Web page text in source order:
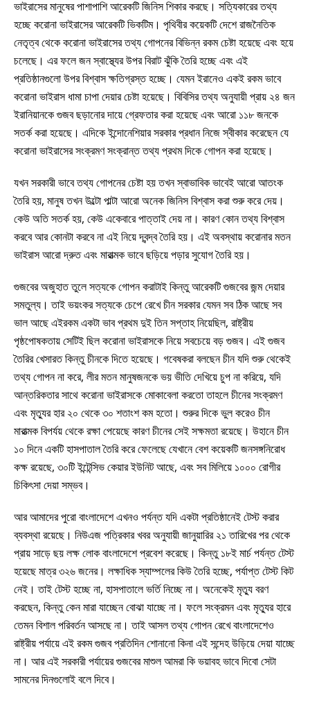
ভাইরাসের মানুষের পাশাপাশি আরেকটি জিনিস শিকার করছে। সত্যিকারের তথ্য
হচ্ছে করোনা ভাইরাসের আরেকটি ভিকটিম। পৃথিবীর কয়েকটি দেশে রাজনৈতিক
নেতৃত্ব থেকে করোনা ভাইরাসের তথ্য গোপনের বিভিন্ন রকম চেষ্টা হয়েছে এবং হয়ে
চলেছে। এর ফলে জন স্বাস্থ্যের উপর বিরাট ঝুঁকি তৈরি হচ্ছে এবং এই
প্রতিষ্ঠানগুলো উপর বিশ্বাস ক্ষতিগ্রস্ত হচ্ছে। যেমন ইরানেও একই রকম ভাবে
করোনা ভাইরাস ধামা চাপা দেয়ার চেষ্টা হয়েছে। বিবিসির তথ্য অনুযায়ী প্রায় ২৪ জন
ইরানিয়ানকে গুজব ছড়ানোর দায়ে গ্রেফতার করা হয়েছে এবং আরো ১১৮ জনকে
সতর্ক করা হয়েছে। এদিকে ইন্দোনেশিয়ার সরকার প্রধান নিজে স্বীকার করেছেন যে
করোনা ভাইরাসের সংক্রমণ সংক্রান্ত তথ্য প্রথম দিকে গোপন করা হয়েছে।
যখন সরকারী ভাবে তথ্য গোপনের চেষ্টা হয় তখন স্বাভাবিক ভাবেই আরো আতংক
তৈরি হয়, মানুষ তখন উল্টো পাল্টা আরো অনেক জিনিস বিশ্বাস করা শুরু করে দেয়।
কেউ অতি সতর্ক হয়, কেউ একেবারে পাত্তাই দেয় না। কারণ কোন তথ্য বিশ্বাস
করবে আর কোনটা করবে না এই নিয়ে দ্বন্দ্ব তৈরি হয়। এই অবস্থায় করোনার মতন
ভাইরাস আরো দ্রুত এবং মারাত্মক ভাবে ছড়িয়ে পড়ার সুযোগ তৈরি হয়।
গুজবের অজুহাত তুলে সত্যকে গোপন করাটাই কিন্তু আরেকটি গুজবের জন্ম দেয়ার
সমতুল্য। তাই ভয়ংকর সত্যকে চেপে রেখে চীন সরকার যেমন সব ঠিক আছে সব
ভাল আছে এইরকম একটা ভাব প্রথম দুই তিন সপ্তাহ নিয়েছিল, রাষ্ট্রীয়
পৃষ্ঠপোষকতায় সেটিই ছিল করোনা ভাইরাসকে নিয়ে সবচেয়ে বড় গুজব। এই গুজব
তৈরির খেসারত কিন্তু চীনকে দিতে হয়েছে। গবেষকরা বলছেন চীন যদি শুরু থেকেই
তথ্য গোপন না করে, লীর মতন মানুষজনকে ভয় ভীতি দেখিয়ে চুপ না করিয়ে, যদি
আন্তরিকতার সাথে করোনা ভাইরাসকে মোকাবেলা করতো তাহলে চীনের সংক্রমণ
এবং মৃত্যুর হার ২০ থেকে ৩০ শতাংশ কম হতো। শুরুর দিকে ভুল করেও চীন
মারাত্মক বিপর্যয় থেকে রক্ষা পেয়েছে কারণ চীনের সেই সক্ষমতা রয়েছে। উহানে চীন
১০ দিনে একটি হাসপাতাল তৈরি করে ফেলেছে যেখানে বেশ কয়েকটি জনসঙ্গনিরোধ
কক্ষ রয়েছে, ৩০টি ইন্টেন্সিভ কেয়ার ইউনিট আছে, এবং সব মিলিয়ে ১০০০ রোগীর
চিকিৎসা দেয়া সম্ভব।
আর আমাদের পুরো বাংলাদেশে এখনও পর্যন্ত যদি একটা প্রতিষ্ঠানেই টেস্ট করার
ব্যবস্থা রয়েছে। নিউএজ পত্রিকার খবর অনুযায়ী জানুয়ারির ২১ তারিখের পর থেকে
প্রায় সাড়ে ছয় লক্ষ লোক বাংলাদেশে প্রবেশ করেছে। কিন্তু ১৮ই মার্চ পর্যন্ত টেস্ট
হয়েছে মাত্র ৩২৬ জনের। লক্ষাধিক স্যাম্পলের কিউ তৈরি হচ্ছে, পর্যাপ্ত টেস্ট কিট
নেই। তাই টেস্ট হচ্ছে না, হাসপাতালে ভর্তি নিচ্ছে না। অনেকেই মৃত্যু বরণ
করছেন, কিন্তু কেন মারা যাচ্ছেন বোঝা যাচ্ছে না। ফলে সংক্রমন এবং মৃত্যুর হারে
তেমন বিশাল পরিবর্তন আসছে না। তাই আসল তথ্য গোপন রেখে বাংলাদেশেও
রাষ্ট্রীয় পর্যায়ে এই রকম গুজব প্রতিদিন শোনানো কিনা এই সন্দেহ উড়িয়ে দেয়া যাচ্ছে
না। আর এই সরকারী পর্যায়ের গুজবের মাশুল আমরা কি ভয়াবহ ভাবে দিবো সেটা
সামনের দিনগুলোই বলে দিবে।